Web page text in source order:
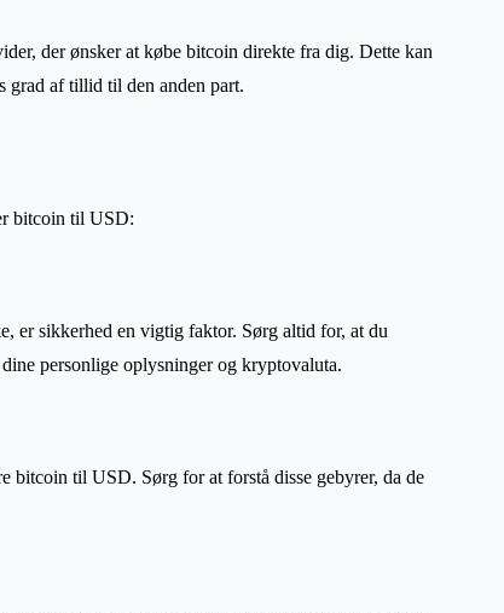
der ønsker at købe bitcoin direkte fra dig. Dette kan
grad af tillid til den anden part.
bitcoin til USD:
er sikkerhed en vigtig faktor. Sørg altid for, at du
personlige oplysninger og kryptovaluta.
bitcoin til USD. Sørg for at forstå disse gebyrer, da de